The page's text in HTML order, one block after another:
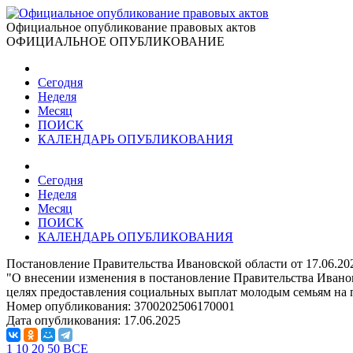
Официальное опубликование правовых актов
ОФИЦИАЛЬНОЕ ОПУБЛИКОВАНИЕ
Сегодня
Неделя
Месяц
ПОИСК
КАЛЕНДАРЬ ОПУБЛИКОВАНИЯ
Сегодня
Неделя
Месяц
ПОИСК
КАЛЕНДАРЬ ОПУБЛИКОВАНИЯ
Постановление Правительства Ивановской области от
"О внесении изменения в постановление Правительства
целях предоставления социальных выплат молодым семьям
Номер опубликования: 3700202506170001
Дата опубликования: 17.06.2025
1 10 20 50 ВСЕ